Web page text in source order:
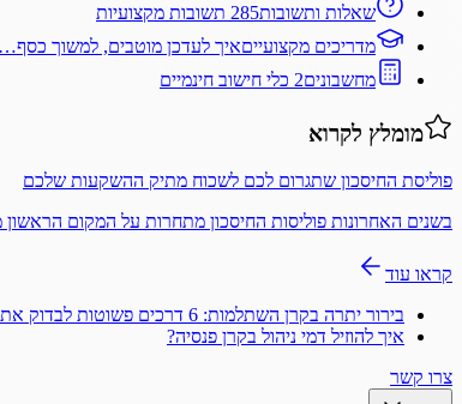
שאלות ותשובות285 תשובות מקצועיות
מדריכים מקצועייםאיך לעדכן מוטבים, למשוך כסף…
מחשבונים2 כלי חישוב חינמיים
מומלץ לקרוא
פוליסת החיסכון שתגרום לכם לשכוח מתיק ההשקעות שלכם
בשנים האחרונות פוליסות החיסכון מתחרות על המקום
קראו עוד
בירור יתרה בקרן השתלמות: 6 דרכים פשוטות לבדוק את היתרה שלך
איך להוזיל דמי ניהול בקרן פנסיה?
צרו קשר